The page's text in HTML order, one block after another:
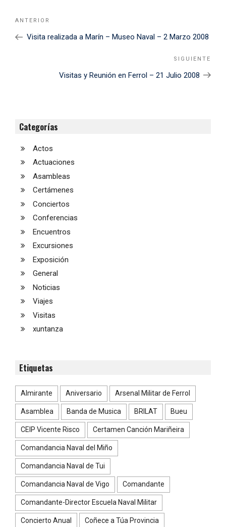
Navegación
entradas
Noticia
Anterior
ANTERIOR
Visita realizada a Marín – Museo Naval – 2 Marzo 2008
SIGUIENTE
Visitas y Reunión en Ferrol – 21 Julio 2008
Categorías
Actos
Actuaciones
Asambleas
Certámenes
Conciertos
Conferencias
Encuentros
Excursiones
Exposición
General
Noticias
Viajes
Visitas
xuntanza
Etiquetas
Almirante Aniversario Arsenal Militar de Ferrol
Asamblea Banda de Musica BRILAT Bueu
CEIP Vicente Risco Certamen Canción Mariñeira
Comandancia Naval del Miño
Comandancia Naval de Tui
Comandancia Naval de Vigo Comandante
Comandante-Director Escuela Naval Militar
Concierto Anual Coñece a Túa Provincia